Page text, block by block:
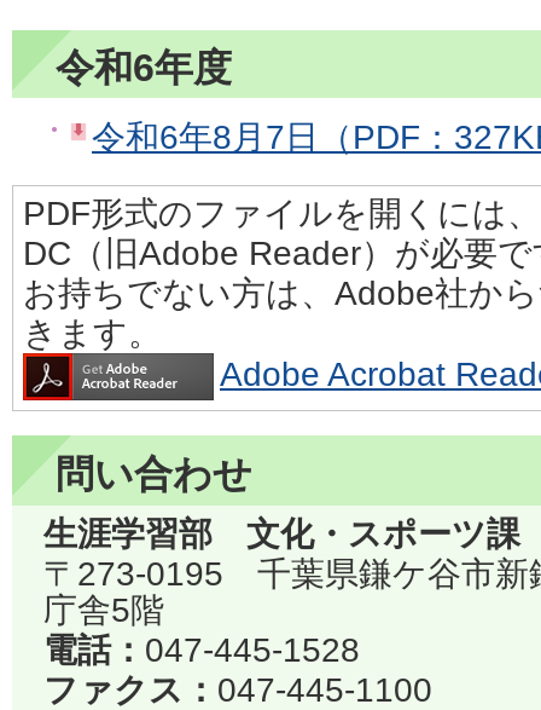
令和6年度
令和6年8月7日（PDF：
PDF形式のファイルを開くには
DC（旧Adobe Reader）が必要
お持ちでない方は、Adobe社か
きます。
Adobe Acrobat
問い合わせ
生涯学習部 文化・スポーツ
〒273-0195 千葉県鎌ケ谷市
庁舎5階
電話： 047-445-1528
ファクス： 047-445-1100